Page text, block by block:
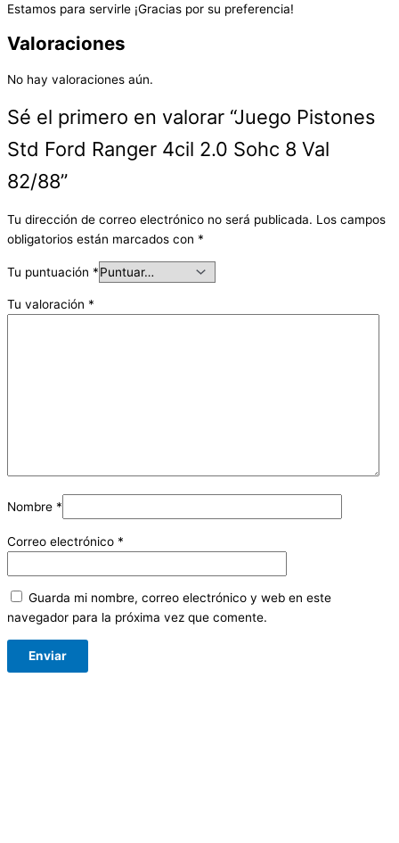
Estamos para servirle ¡Gracias por su preferencia!
Valoraciones
No hay valoraciones aún.
Sé el primero en valorar “Juego Pistones
Std Ford Ranger 4cil 2.0 Sohc 8 Val
82/88”
Tu dirección de correo electrónico no será publicada. Los campos
obligatorios están marcados con *
Tu puntuación *
Tu valoración *
Nombre *
Correo electrónico *
Guarda mi nombre, correo electrónico y web en este
navegador para la próxima vez que comente.